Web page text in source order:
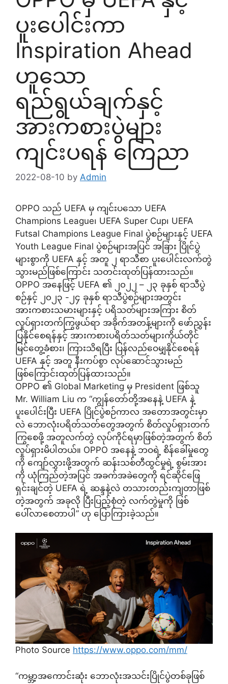
ပူး‌ပေါင်းကာ
Inspiration Ahead
ဟူသော
ရည်ရွယ်ချက်နှင့်
အားကစားပွဲများ
ကျင်းပရန် ကြေညာ
2022-08-10 by Admin
OPPO သည် UEFA မှ ကျင်းပသော UEFA
Champions League၊ UEFA Super Cup၊ UEFA
Futsal Champions League Final ပွဲစဉ်များနှင့် UEFA
Youth League Final ပွဲစဉ်များအပြင် အခြား ပြိုင်ပွဲ
များစွာကို UEFA နှင့် အတူ ၂ ရာသီစာ ပူးပေါင်းလက်တွဲ
သွားမည်ဖြစ်ကြောင်း သတင်းထုတ်ပြန်ထားသည်။
OPPO အနေဖြင့် UEFA ၏ ၂၀၂၂ – ၂၃ ခုနှစ် ရာသီပွဲ
စဉ်နှင့် ၂၀၂၃ -၂၄ ခုနှစ် ရာသီပွဲစဉ်များအတွင်း
အားကစားသမားများနှင့် ပရိသတ်များအကြား စိတ်
လှုပ်ရှားတက်ကြွဖွယ်ရာ အခိုက်အတန့်များကို ဖော်ညွှန်း
ပြနိုင်စေရန်နှင့် အားကစားပရိတ်သတ်များကိုယ်တိုင်
မြင်တွေ့ခံစား၊ ကြားသိရပြီး ပြန်လည်ဝေမျှနိုင်စေရန်
UEFA နှင့် အတူ နီးကပ်စွာ လုပ်ဆောင်သွားမည်
ဖြစ်ကြောင်းထုတ်ပြန်ထားသည်။
OPPO ၏ Global Marketing မှ President ဖြစ်သူ
Mr. William Liu က “ကျွန်တော်တို့အနေနဲ့ UEFA နဲ့
ပူးပေါင်းပြီး UEFA ပြိုင်ပွဲစဉ်ကာလ အတောအတွင်းမှာ
လဲ ဘောလုံးပရိတ်သတ်တွေအတွက် စိတ်လှုပ်ရှားတက်
ကြွစေဖို့ အတူလက်တွဲ လုပ်ကိုင်ရမှာဖြစ်တဲ့အတွက် စိတ်
လှုပ်ရှားမိပါတယ်။ OPPO အနေနဲ့ ဘဝရဲ့ စိန်ခေါ်မှုတွေ
ကို ကျော်လွှားဖို့အတွက် ဆန်းသစ်တီထွင်မှုရဲ့ စွမ်းအား
ကို ယုံကြည်တဲ့အပြင် အခက်အခဲတွေကို ရင်ဆိုင်ဖြေ
ရှင်းချင်တဲ့ UEFA ရဲ့ ဆန္ဒနဲ့လဲ တသားတည်းကျတာဖြစ်
တဲ့အတွက် အခုလို ပြီးပြည့်စုံတဲ့ လက်တွဲမှုကို ဖြစ်
ပေါ်လာစေတာပါ” ဟု ပြောကြားခဲ့သည်။
Photo Source https://www.oppo.com/mm/
“ကမ္ဘာ့အကောင်းဆုံး ဘောလုံးအသင်းပြိုင်ပွဲတစ်ခုဖြစ်